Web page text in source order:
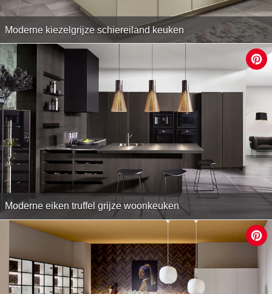
Moderne kiezelgrijze schiereiland keuken
Moderne eiken truffel grijze woonkeuken